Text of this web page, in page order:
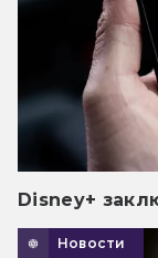
Disney+
Новости